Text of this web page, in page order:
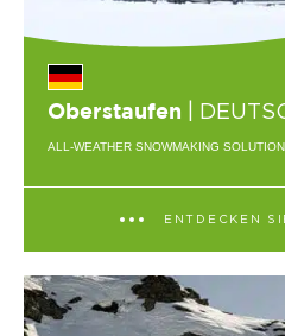
Oberstaufen |
ALL-WEATHER SNOWMAKING SOLUTION
ENTDECKEN